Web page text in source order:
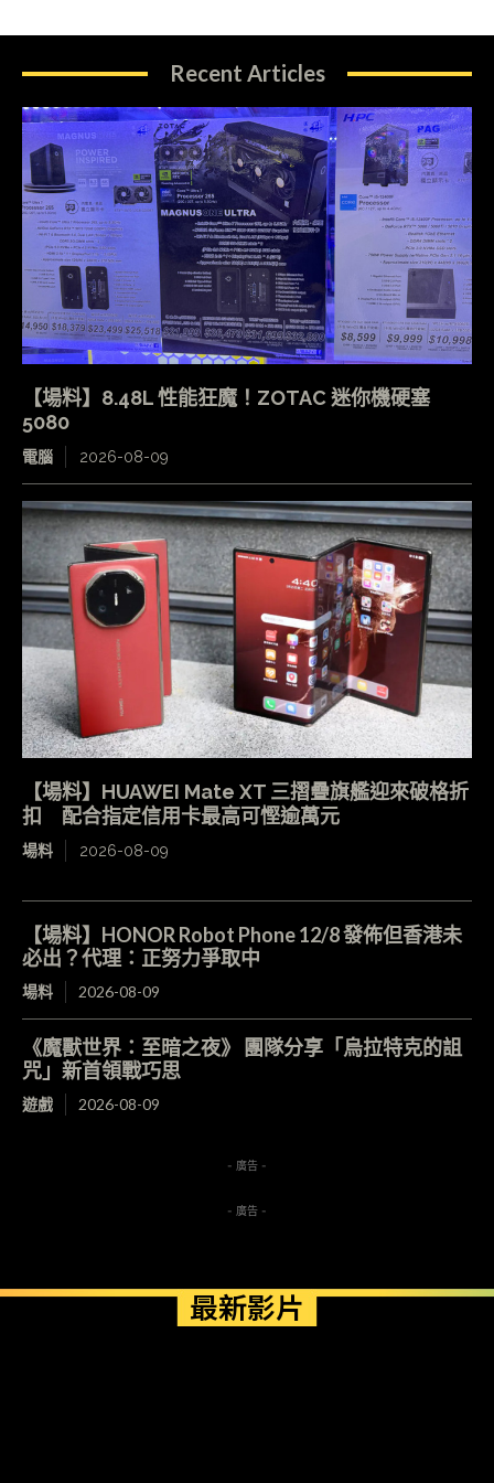
Recent Articles
【場料】8.48L 性能狂魔！ZOTAC 迷你機硬塞
5080
電腦 2026-08-09
【場料】HUAWEI Mate XT 三摺疊旗艦迎來破格折
扣 配合指定信用卡最高可慳逾萬元
場料 2026-08-09
【場料】HONOR Robot Phone 12/8 發佈但香港未
必出？代理：正努力爭取中
場料 2026-08-09
《魔獸世界：至暗之夜》 團隊分享「烏拉特克的詛
咒」新首領戰巧思
遊戲 2026-08-09
- 廣告 -
- 廣告 -
最新影片